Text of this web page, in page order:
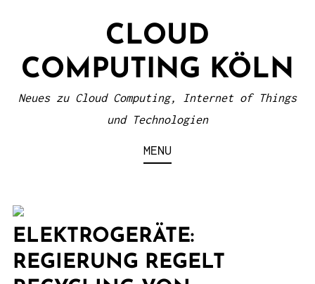
CLOUD
COMPUTING KÖLN
Neues zu Cloud Computing, Internet of Things
und Technologien
MENU
ELEKTROGERÄTE:
REGIERUNG REGELT